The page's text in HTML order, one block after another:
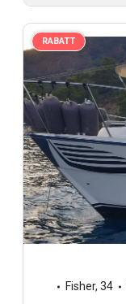
RABATT
Fisher, 34